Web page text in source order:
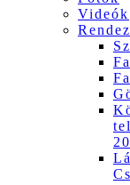
Videók